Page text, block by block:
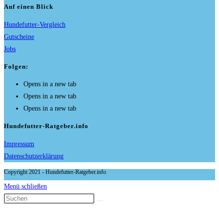
Auf einen Blick
Hundefutter-Vergleich
Gutscheine
Jobs
Folgen:
Opens in a new tab
Opens in a new tab
Opens in a new tab
Hundefutter-Ratgeber.info
Impressum
Datenschutzerklärung
Copyright 2021 - Hundefutter-Ratgeber.info
Menü schließen